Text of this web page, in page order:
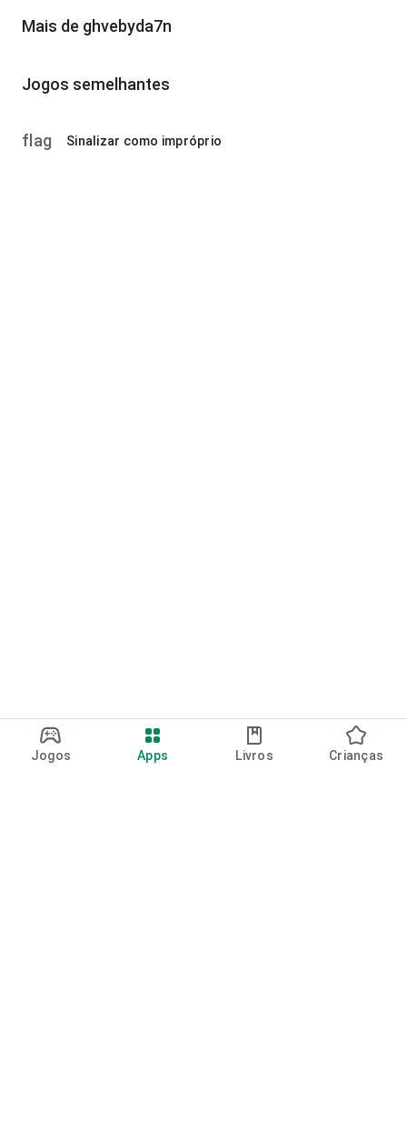
Jogos Apps Livros Crianças
Mais de ghvebyda7n
Jogos semelhantes
flag Sinalizar como impróprio